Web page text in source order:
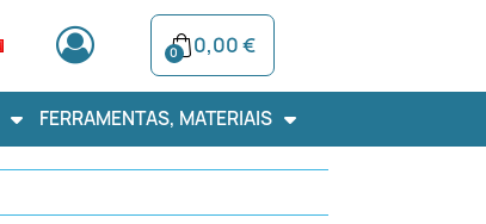
0,00 €
FERRAMENTAS, MATERIAIS